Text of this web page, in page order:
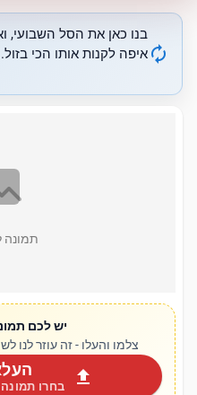
autorenew
בנו כאן את הסל השבועי,
איפה לקנות אותו הכי בזול.
תמונה
יש לכם
צלמו והעלו - זה עוזר לנו
upload בחרו